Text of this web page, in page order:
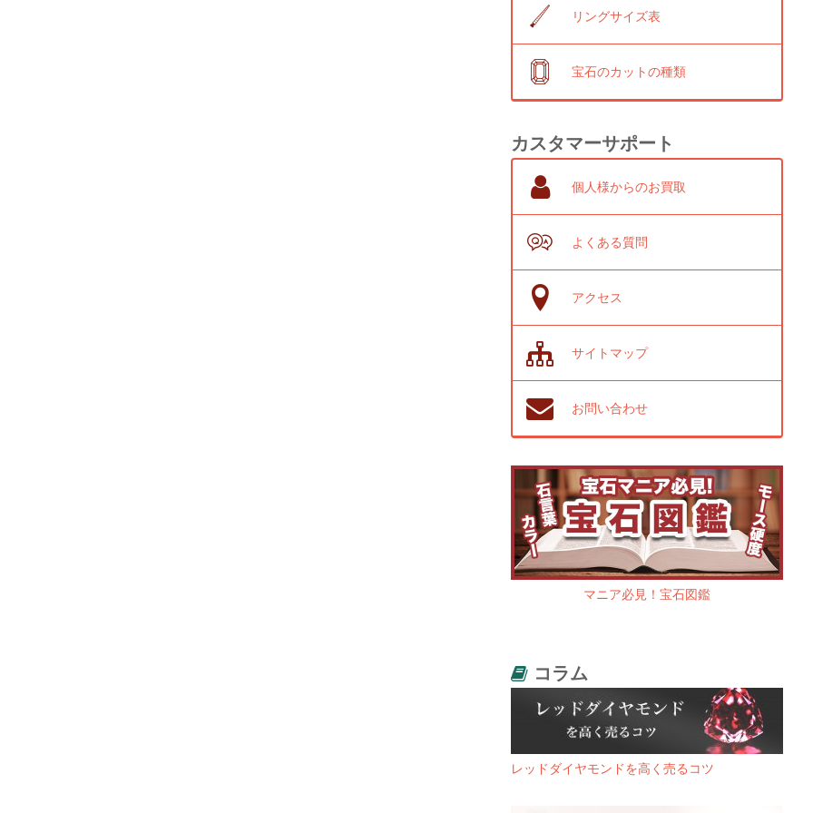
リングサイズ表
宝石のカットの種類
カスタマーサポート
個人様からのお買取
よくある質問
アクセス
サイトマップ
お問い合わせ
マニア必見！宝石図鑑
コラム
レッドダイヤモンドを高く売るコツ